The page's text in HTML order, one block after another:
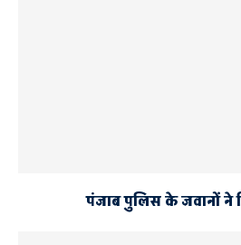
पंजाब पुलिस के जवानों ने